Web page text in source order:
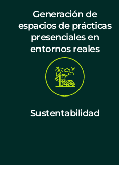
Generación de
espacios de prácticas
presenciales en
entornos reales
Sustentabilidad